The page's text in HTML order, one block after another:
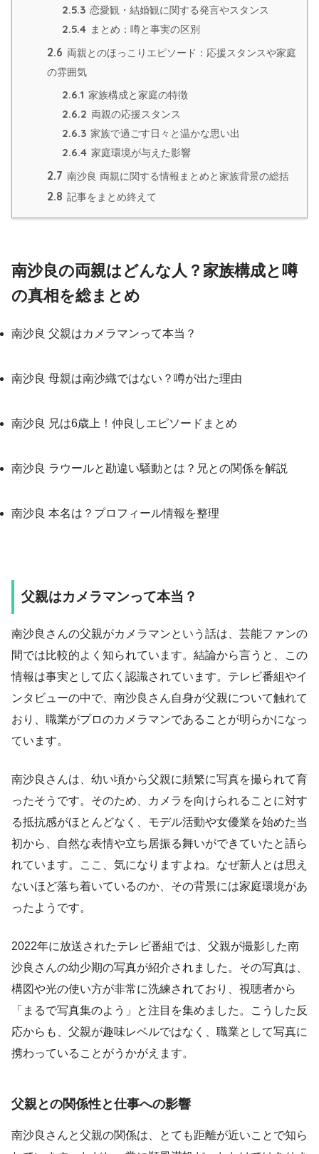
2.5.3 恋愛観・結婚観に関する発言やスタンス
2.5.4 まとめ：噂と事実の区別
2.6 両親とのほっこりエピソード：応援スタンスや家庭
の雰囲気
2.6.1 家族構成と家庭の特徴
2.6.2 両親の応援スタンス
2.6.3 家族で過ごす日々と温かな思い出
2.6.4 家庭環境が与えた影響
2.7 南沙良 両親に関する情報まとめと家族背景の総括
2.8 記事をまとめ終えて
南沙良の両親はどんな人？家族構成と噂
の真相を総まとめ
南沙良 父親はカメラマンって本当？
南沙良 母親は南沙織ではない？噂が出た理由
南沙良 兄は6歳上！仲良しエピソードまとめ
南沙良 ラウールと勘違い騒動とは？兄との関係を解説
南沙良 本名は？プロフィール情報を整理
父親はカメラマンって本当？
南沙良さんの父親がカメラマンという話は、芸能ファンの
間では比較的よく知られています。結論から言うと、この
情報は事実として広く認識されています。テレビ番組やイ
ンタビューの中で、南沙良さん自身が父親について触れて
おり、職業がプロのカメラマンであることが明らかになっ
ています。
南沙良さんは、幼い頃から父親に頻繁に写真を撮られて育
ったそうです。そのため、カメラを向けられることに対す
る抵抗感がほとんどなく、モデル活動や女優業を始めた当
初から、自然な表情や立ち居振る舞いができていたと語ら
れています。ここ、気になりますよね。なぜ新人とは思え
ないほど落ち着いているのか、その背景には家庭環境があ
ったようです。
2022年に放送されたテレビ番組では、父親が撮影した南
沙良さんの幼少期の写真が紹介されました。その写真は、
構図や光の使い方が非常に洗練されており、視聴者から
「まるで写真集のよう」と注目を集めました。こうした反
応からも、父親が趣味レベルではなく、職業として写真に
携わっていることがうかがえます。
父親との関係性と仕事への影響
南沙良さんと父親の関係は、とても距離が近いことで知ら